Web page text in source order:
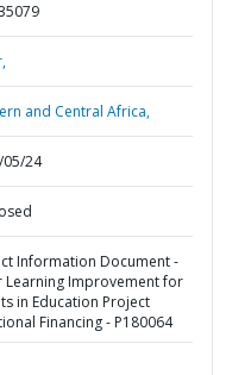
and Central Africa,
24
Information Document -
Learning Improvement for
in Education Project
Financing - P180064